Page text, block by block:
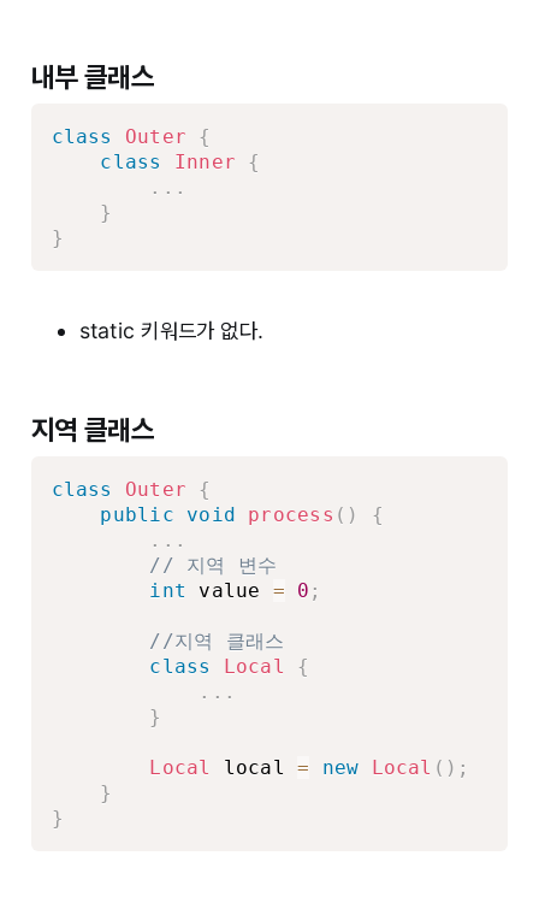
내부 클래스
class Outer
{
class
Inner
{
. . .
}
}
static 키워드가 없다.
지역 클래스
class Outer
{
public
void process ( )
{
. . .
// 지역 변수
int
value = 0 ;
//지역 클래스
class
Local
{
. . .
}
Local local = new Local ( ) ;
}
}